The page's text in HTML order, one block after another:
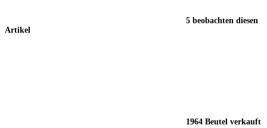
5 beobachten diesen
Artikel
1964 Beutel verkauft